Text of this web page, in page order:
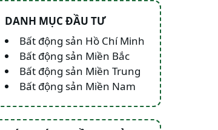
DANH MỤC ĐẦU TƯ
Bất động sản Hồ Chí Minh
Bất động sản Miền Bắc
Bất động sản Miền Trung
Bất động sản Miền Nam